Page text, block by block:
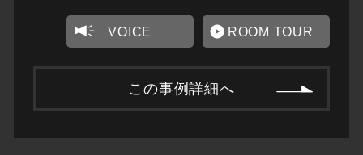
VOICE ROOM TOUR
この事例詳細へ